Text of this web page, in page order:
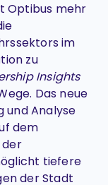
Optibus mehr
im
zu
Insights
Das neue
und Analyse
dem
tiefere
der Stadt